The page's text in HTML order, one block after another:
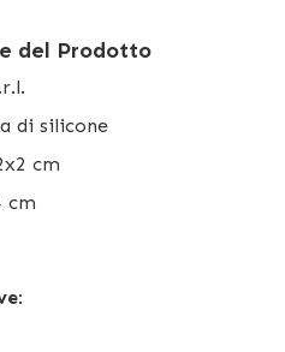
del Prodotto
di silicone
cm
cm
: